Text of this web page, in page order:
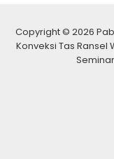
Copyright © 2026
Konveksi Tas